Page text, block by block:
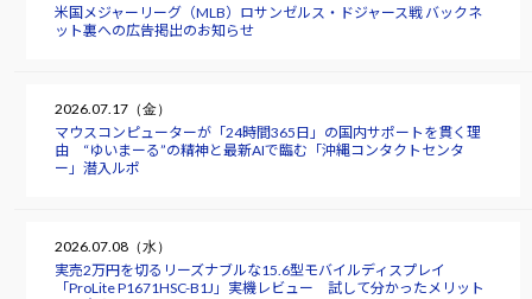
米国メジャーリーグ（MLB）ロサンゼルス・ドジャース戦 バックネ
ット裏への広告掲出のお知らせ
2026.07.17（金）
マウスコンピューターが「24時間365日」の国内サポートを貫く理
由 “ゆいまーる”の精神と最新AIで臨む「沖縄コンタクトセンタ
ー」潜入ルポ
2026.07.08（水）
実売2万円を切るリーズナブルな15.6型モバイルディスプレイ
「ProLite P1671HSC-B1J」実機レビュー 試して分かったメリット